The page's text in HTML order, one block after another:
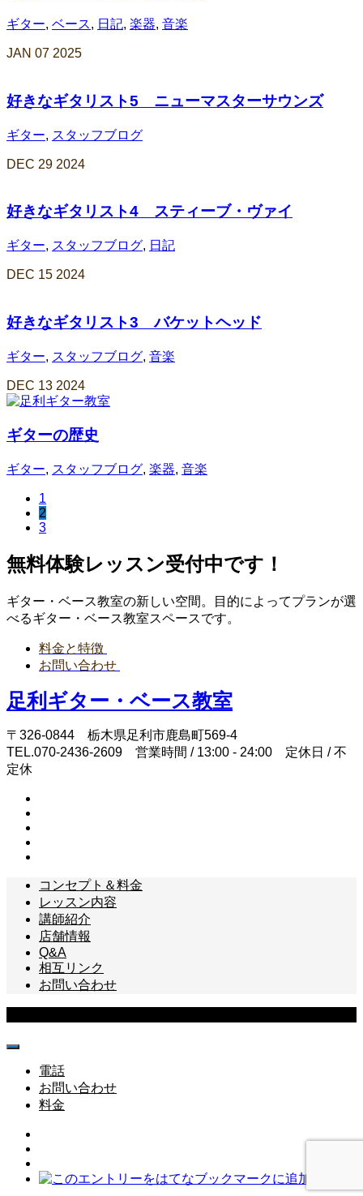
ギター, ベース, 日記, 楽器, 音楽
JAN 07 2025
好きなギタリスト5 ニューマスターサウンズ
ギター, スタッフブログ
DEC 29 2024
好きなギタリスト4 スティーブ・ヴァイ
ギター, スタッフブログ, 日記
DEC 15 2024
好きなギタリスト3 バケットヘッド
ギター, スタッフブログ, 音楽
DEC 13 2024
ギターの歴史
ギター, スタッフブログ, 楽器, 音楽
1
2
3
無料体験レッスン受付中です！
ギター・ベース教室の新しい空間。目的によってプランが選
べるギター・ベース教室スペースです。
料金と特徴
お問い合わせ
足利ギター・ベース教室
〒326-0844 栃木県足利市鹿島町569-4
TEL.070-2436-2609 営業時間 / 13:00 - 24:00 定休日 / 不
定休
コンセプト＆料金
レッスン内容
講師紹介
店舗情報
Q&A
相互リンク
お問い合わせ
電話
お問い合わせ
料金